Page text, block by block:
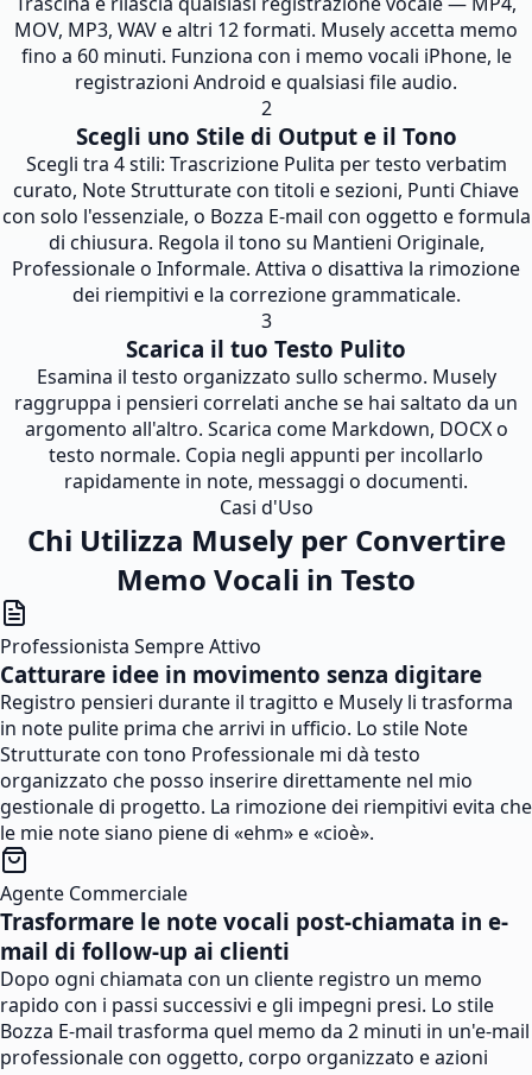
MOV, MP3, WAV e altri 12 formati. Musely accetta memo
fino a 60 minuti. Funziona con i memo vocali iPhone, le
registrazioni Android e qualsiasi file audio.
2
Scegli uno Stile di Output e il Tono
Scegli tra 4 stili: Trascrizione Pulita per testo verbatim
curato, Note Strutturate con titoli e sezioni, Punti Chiave
con solo l'essenziale, o Bozza E-mail con oggetto e formula
di chiusura. Regola il tono su Mantieni Originale,
Professionale o Informale. Attiva o disattiva la rimozione
dei riempitivi e la correzione grammaticale.
3
Scarica il tuo Testo Pulito
Esamina il testo organizzato sullo schermo. Musely
raggruppa i pensieri correlati anche se hai saltato da un
argomento all'altro. Scarica come Markdown, DOCX o
testo normale. Copia negli appunti per incollarlo
rapidamente in note, messaggi o documenti.
Casi d'Uso
Chi Utilizza Musely per Convertire
Memo Vocali in Testo
Professionista Sempre Attivo
Catturare idee in movimento senza digitare
Registro pensieri durante il tragitto e Musely li trasforma
in note pulite prima che arrivi in ufficio. Lo stile Note
Strutturate con tono Professionale mi dà testo
organizzato che posso inserire direttamente nel mio
gestionale di progetto. La rimozione dei riempitivi evita che
le mie note siano piene di «ehm» e «cioè».
Agente Commerciale
Trasformare le note vocali post-chiamata in e-
mail di follow-up ai clienti
Dopo ogni chiamata con un cliente registro un memo
rapido con i passi successivi e gli impegni presi. Lo stile
Bozza E-mail trasforma quel memo da 2 minuti in un'e-mail
professionale con oggetto, corpo organizzato e azioni